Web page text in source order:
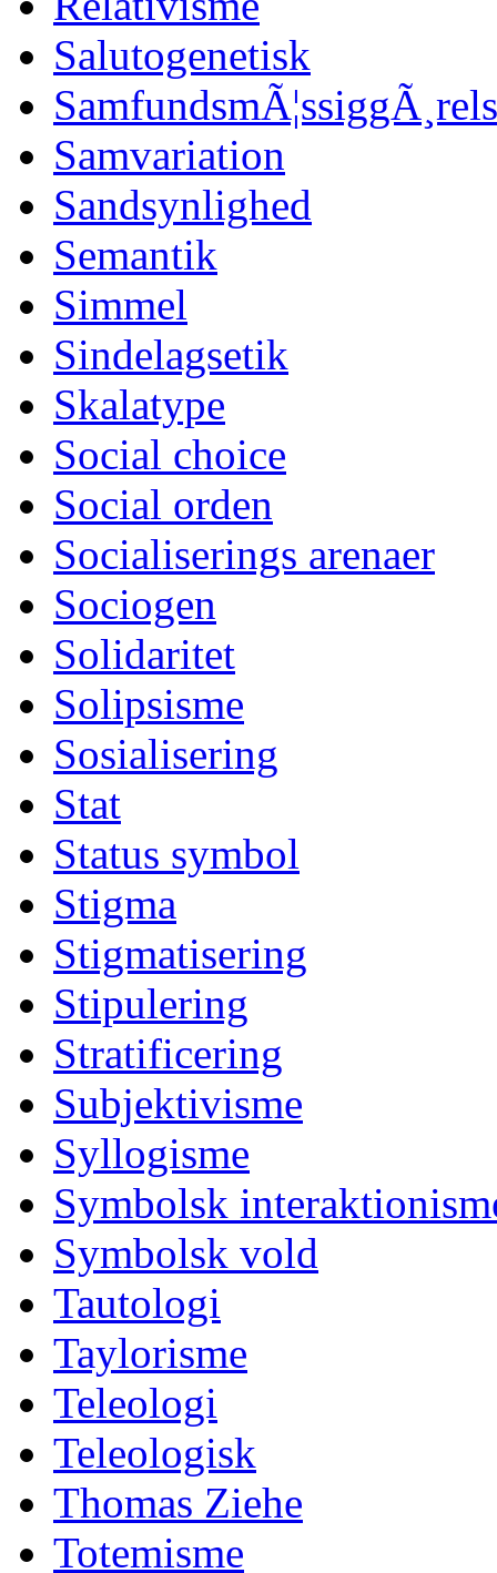
Salutogenetisk
Samvariation
Sandsynlighed
Semantik
Simmel
Sindelagsetik
Skalatype
Social choice
Social orden
Socialiserings arenaer
Sociogen
Solidaritet
Solipsisme
Sosialisering
Stat
Status symbol
Stigma
Stigmatisering
Stipulering
Stratificering
Subjektivisme
Syllogisme
Symbolsk
Symbolsk vold
Tautologi
Taylorisme
Teleologi
Teleologisk
Thomas Ziehe
Totemisme